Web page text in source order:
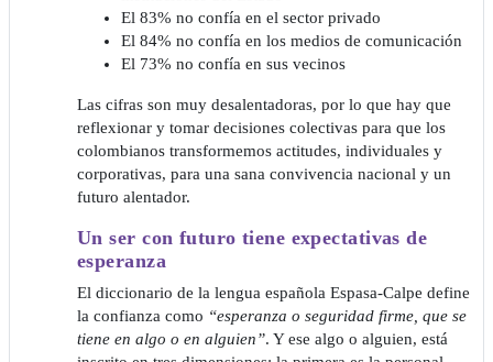
El 83% no confía en el sector privado
El 84% no confía en los medios de comunicación
El 73% no confía en sus vecinos
Las cifras son muy desalentadoras, por lo que hay que
reflexionar y tomar decisiones colectivas para que los
colombianos transformemos actitudes, individuales y
corporativas, para una sana convivencia nacional y un
futuro alentador.
Un ser con futuro tiene expectativas de
esperanza
El diccionario de la lengua española Espasa-Calpe define
la confianza como “esperanza o seguridad firme, que se
tiene en algo o en alguien”. Y ese algo o alguien, está